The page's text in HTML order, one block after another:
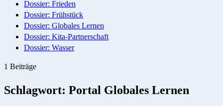
Dossier: Frieden
Dossier: Frühstück
Dossier: Globales Lernen
Dossier: Kita-Partnerschaft
Dossier: Wasser
1 Beiträge
Schlagwort: Portal Globales Lernen